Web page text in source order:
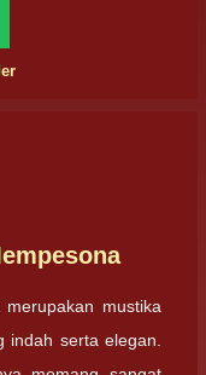
mustika
indah serta elegan.